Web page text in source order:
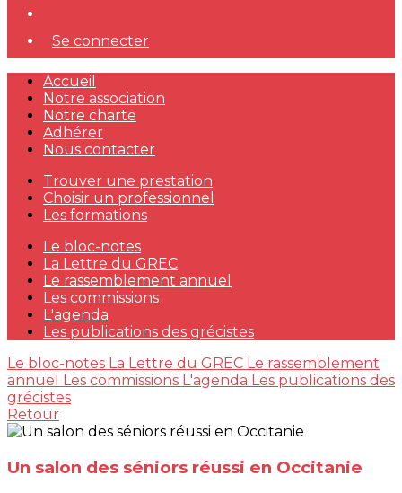
Se connecter
Accueil
Notre association
Notre charte
Adhérer
Nous contacter
Trouver une prestation
Choisir un professionnel
Les formations
Le bloc-notes
La Lettre du GREC
Le rassemblement annuel
Les commissions
L'agenda
Les publications des grécistes
Le bloc-notes La Lettre du GREC Le rassemblement
annuel Les commissions L'agenda Les publications des
grécistes
Retour
Un salon des séniors réussi en Occitanie